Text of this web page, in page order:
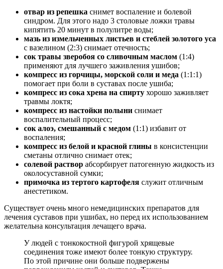
отвар из репешка снимет воспаление и болевой
синдром. Для этого надо 3 столовые ложки травы
кипятить 20 минут в полулитре воды;
мазь из измельченных листьев и стеблей золотого уса
с вазелином (2:3) снимает отечность;
сок травы зверобоя со сливочным маслом (1:4)
применяют для лучшего заживления ушибов;
компресс из горчицы, морской соли и меда (1:1:1)
помогает при боли в суставах после ушиба;
компресс из сока хрена на спирту хорошо заживляет
травмы локтя;
компресс из настойки полыни снимает
воспалительный процесс;
сок алоэ, смешанный с медом (1:1) избавит от
воспаления;
компресс из белой и красной глины в консистенции
сметаны отлично снимает отек;
солевой раствор абсорбирует патогенную жидкость из
околосуставной сумки;
примочка из тертого картофеля служит отличным
анестетиком.
Существует очень много немедицинских препаратов для
лечения суставов при ушибах, но перед их использованием
желательна консультация лечащего врача.
У людей с тонкокостной фигурой хрящевые
соединения тоже имеют более тонкую структуру.
По этой причине они больше подвержены